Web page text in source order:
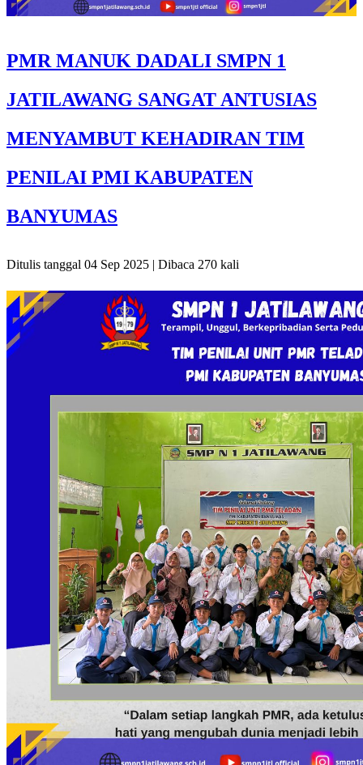
PMR MANUK DADALI SMPN 1
JATILAWANG SANGAT ANTUSIAS
MENYAMBUT KEHADIRAN TIM
PENILAI PMI KABUPATEN
BANYUMAS
Ditulis tanggal 04 Sep 2025 | Dibaca 270 kali